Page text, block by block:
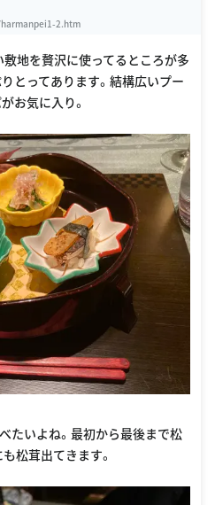
2.htm
地を贅沢に使ってるところが多
とってあります。結構広いプー
お気に入り。
たいよね。最初から最後まで松
松茸出てきます。